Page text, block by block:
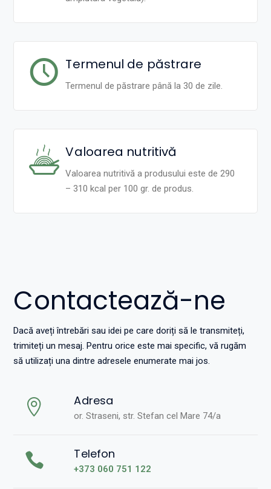
Termenul de păstrare
Termenul de păstrare până la 30 de zile.
Valoarea nutritivă
Valoarea nutritivă a produsului este de 290
– 310 kcal per 100 gr. de produs.
Contactează-ne
Dacă aveți întrebări sau idei pe care doriți să le transmiteți,
trimiteți un mesaj. Pentru orice este mai specific, vă rugăm
să utilizați una dintre adresele enumerate mai jos.
Adresa
or. Straseni, str. Stefan cel Mare 74/a
Telefon
+373 060 751 122